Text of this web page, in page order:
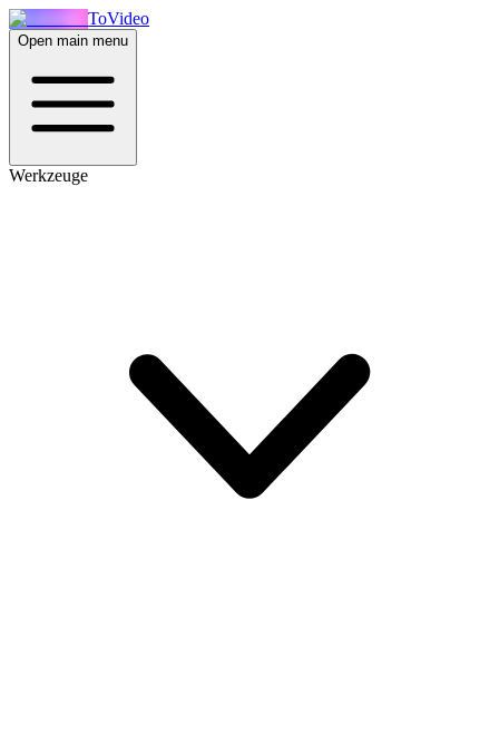
ToVideo
Open main menu
Werkzeuge